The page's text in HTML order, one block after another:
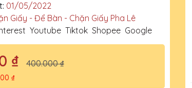
01/05/2022
Giấy - Để Bàn - Chặn Giấy Pha Lê
Youtube Tiktok Shopee Google
₫ 400.000 ₫
₫